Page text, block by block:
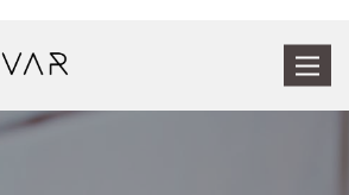
Toggle